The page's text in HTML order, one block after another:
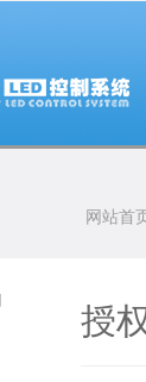
网站首
授